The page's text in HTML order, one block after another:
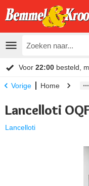
Voor 22:00 besteld,
Vorige Home
Lancelloti
Lancelloti